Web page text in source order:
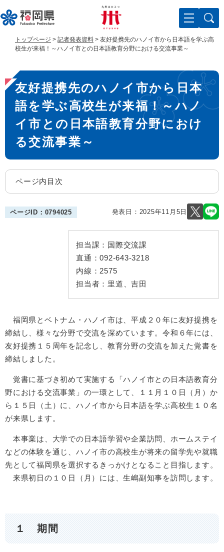
ー
ジ
す
。
ニ
ュ
し
て
トップページ > 記者発表資料 > 友好提携先のハノイ市から日本語を学ぶ高
校生が来福！～ハノイ市との日本語教育分野における交流事業～
本
文
友好提携先のハノイ市から日本
語を学ぶ高校生が来福！～ハノ
イ市との日本語教育分野におけ
る交流事業～
ページ内目次
ページID：0794025 発表日： 2025年11月5日
担当課： 国際交流課
直通：092-643-3218
内線： 2575
担当者： 里道、吉田
福岡県とベトナム・ハノイ市は、平成２０年に友好提携を
締結し、様々な分野で交流を深めています。令和６年には、
友好提携１５周年を記念し、教育分野の交流を加えた覚書を
締結しました。
覚書に基づき初めて実施する「ハノイ市との日本語教育分
野における交流事業」の一環として、１１月１０日（月）か
ら１５日（土）に、ハノイ市から日本語を学ぶ高校生１０名
が来県します。
本事業は、大学での日本語学習や企業訪問、ホームステイ
などの体験を通じ、ハノイ市の高校生が将来の留学先や就職
先として福岡県を選択するきっかけとなること目指します。
来県初日の１０日（月）には、生嶋副知事を訪問します。
１ 期間